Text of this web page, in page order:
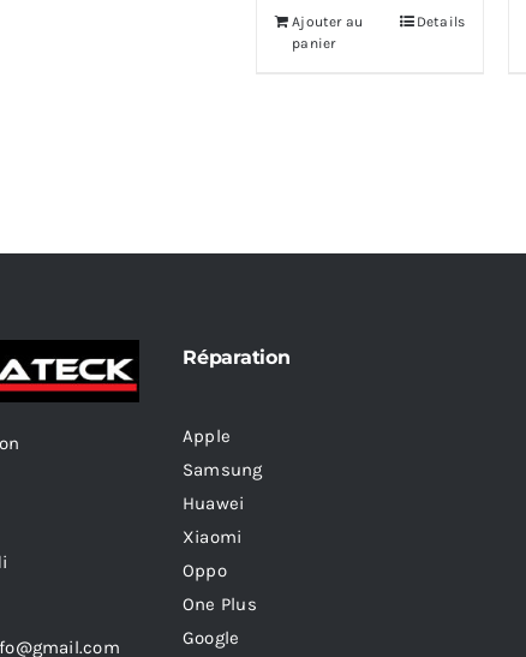
Ajouter au
panier
Details
Réparation
Apple
Samsung
Huawei
Xiaomi
Oppo
One Plus
Google